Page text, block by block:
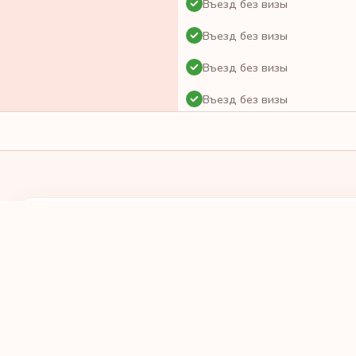
Въезд без визы
Въезд без визы
Въезд без визы
Въезд без визы
Виза по прибытию